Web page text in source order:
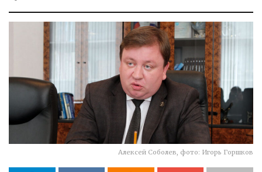
Алексей Соболев, фото: Игорь Горшков